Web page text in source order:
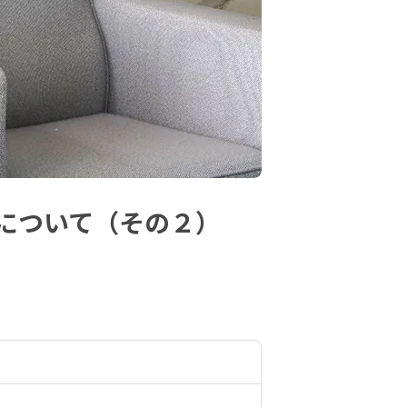
いて（その２）